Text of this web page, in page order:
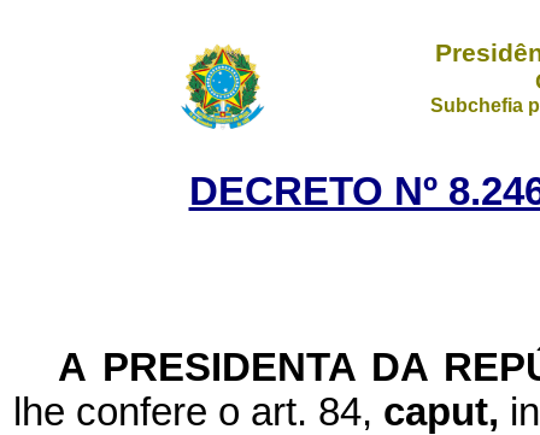
Subchefia
DECRETO Nº
A PRESIDENTA DA
lhe confere o art. 84, caput,